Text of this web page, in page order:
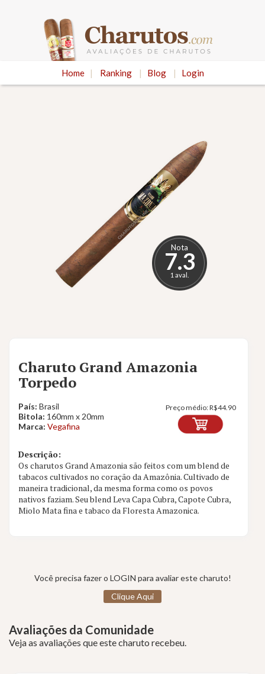
Home | Ranking | Blog | Login
Nota
7.3
1 aval.
Charuto Grand Amazonia
Torpedo
País: Brasil
Bitola: 160mm x 20mm
Marca: Vegafina
Preço médio:R$44.90
Descrição:
Os charutos Grand Amazonia são feitos com um blend de
tabacos cultivados no coração da Amazônia. Cultivado de
maneira tradicional, da mesma forma como os povos
nativos faziam. Seu blend Leva Capa Cubra, Capote Cubra,
Miolo Mata fina e tabaco da Floresta Amazonica.
Você precisa fazer o LOGIN para avaliar este charuto!
Clique Aqui
Avaliações da Comunidade
Veja as avaliações que este charuto recebeu.